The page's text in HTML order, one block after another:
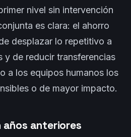
nivel sin intervención
es clara: el ahorro
desplazar lo repetitivo a
y de reducir transferencias
a los equipos humanos los
o de mayor impacto.
anteriores